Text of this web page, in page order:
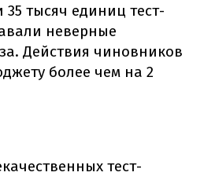
тысяч единиц тест-
неверные
Действия чиновников
более чем на 2
тест-